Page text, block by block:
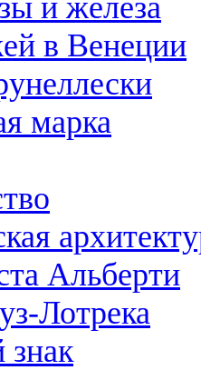
и железа
в Венеции
марка
Альберти
Лотрека